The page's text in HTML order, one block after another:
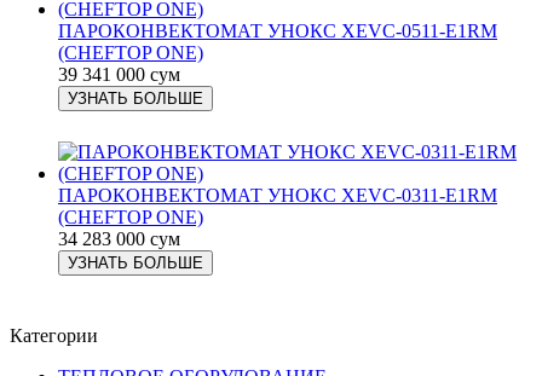
ПАРОКОНВЕКТОМАТ УНОКС XEVC-0511-E1RM
(CHEFTOP ONE)
39 341 000 сум
УЗНАТЬ БОЛЬШЕ
ПАРОКОНВЕКТОМАТ УНОКС XEVC-0311-E1RM
(CHEFTOP ONE)
34 283 000 сум
УЗНАТЬ БОЛЬШЕ
Категории